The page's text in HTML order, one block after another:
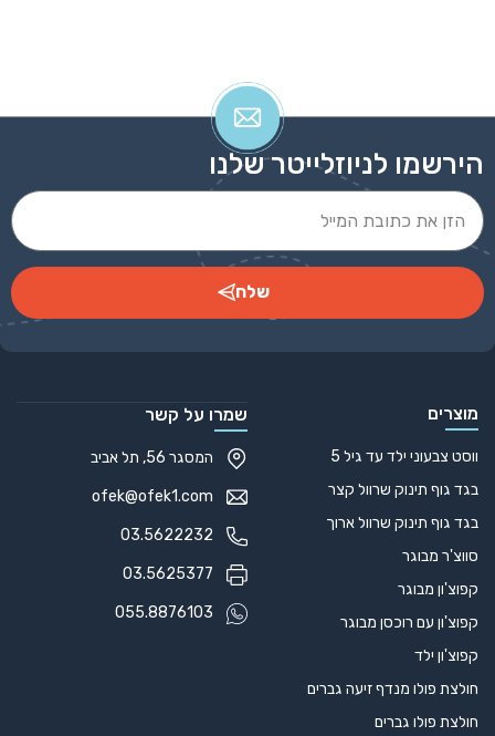
הירשמו לניוזלייטר שלנו
שלח
מוצרים
ווסט צבעוני ילד עד גיל 5
בגד גוף תינוק שרוול קצר
בגד גוף תינוק שרוול ארוך
סווצ'ר מבוגר
קפוצ'ון מבוגר
קפוצ'ון עם רוכסן מבוגר
קפוצ'ון ילד
חולצת פולו מנדף זיעה גברים
חולצת פולו גברים
שמרו על קשר
המסגר 56, תל אביב
ofek@ofek1.com
03.5622232
03.5625377
055.8876103